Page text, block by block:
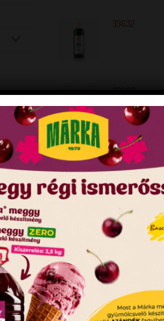
33632
33610
33613